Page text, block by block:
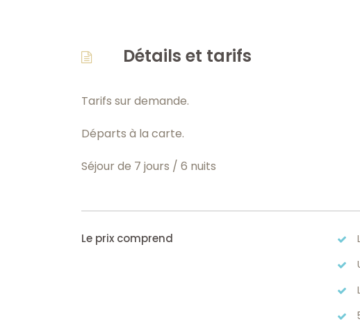
Détails et tarifs
Tarifs sur demande.
Départs à la carte.
Séjour de 7 jours / 6 nuits
Le prix comprend